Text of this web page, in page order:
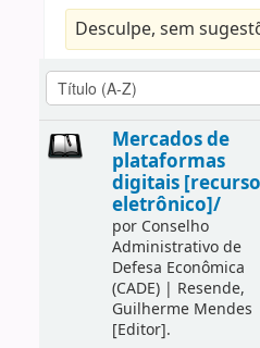
Desculpe, sem
Mercados de
plataformas
digitais [recurso
eletrônico]/
por Conselho
Administrativo de
Defesa Econômica
(CADE)| Resende,
Guilherme Mendes
[Editor].